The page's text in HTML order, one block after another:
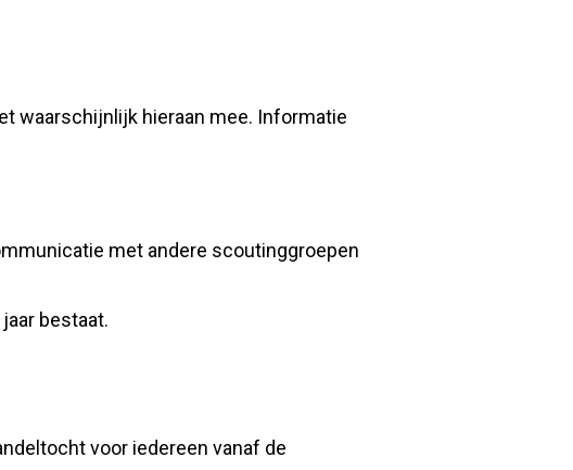
waarschijnlijk hieraan mee. Informatie
met andere scoutinggroepen
bestaat.
voor iedereen vanaf de